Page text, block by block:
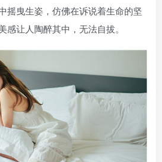
摇曳生姿，仿佛在诉说着生命的坚
感让人陶醉其中，无法自拔。